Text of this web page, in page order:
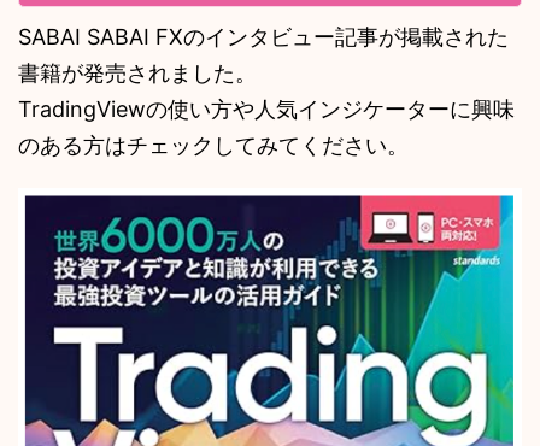
SABAI SABAI FXのインタビュー記事が掲載された
書籍が発売されました。
TradingViewの使い方や人気インジケーターに興味
のある方はチェックしてみてください。